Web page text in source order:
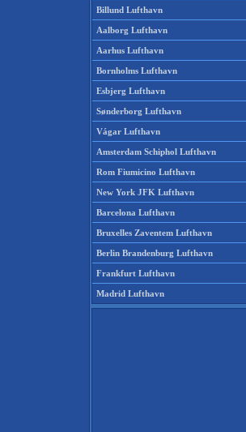
Billund Lufthavn
Aalborg Lufthavn
Aarhus Lufthavn
Bornholms Lufthavn
Esbjerg Lufthavn
Sønderborg Lufthavn
Vágar Lufthavn
Amsterdam Schiphol Lufthavn
Rom Fiumicino Lufthavn
New York JFK Lufthavn
Barcelona Lufthavn
Bruxelles Zaventem Lufthavn
Berlin Brandenburg Lufthavn
Frankfurt Lufthavn
Madrid Lufthavn